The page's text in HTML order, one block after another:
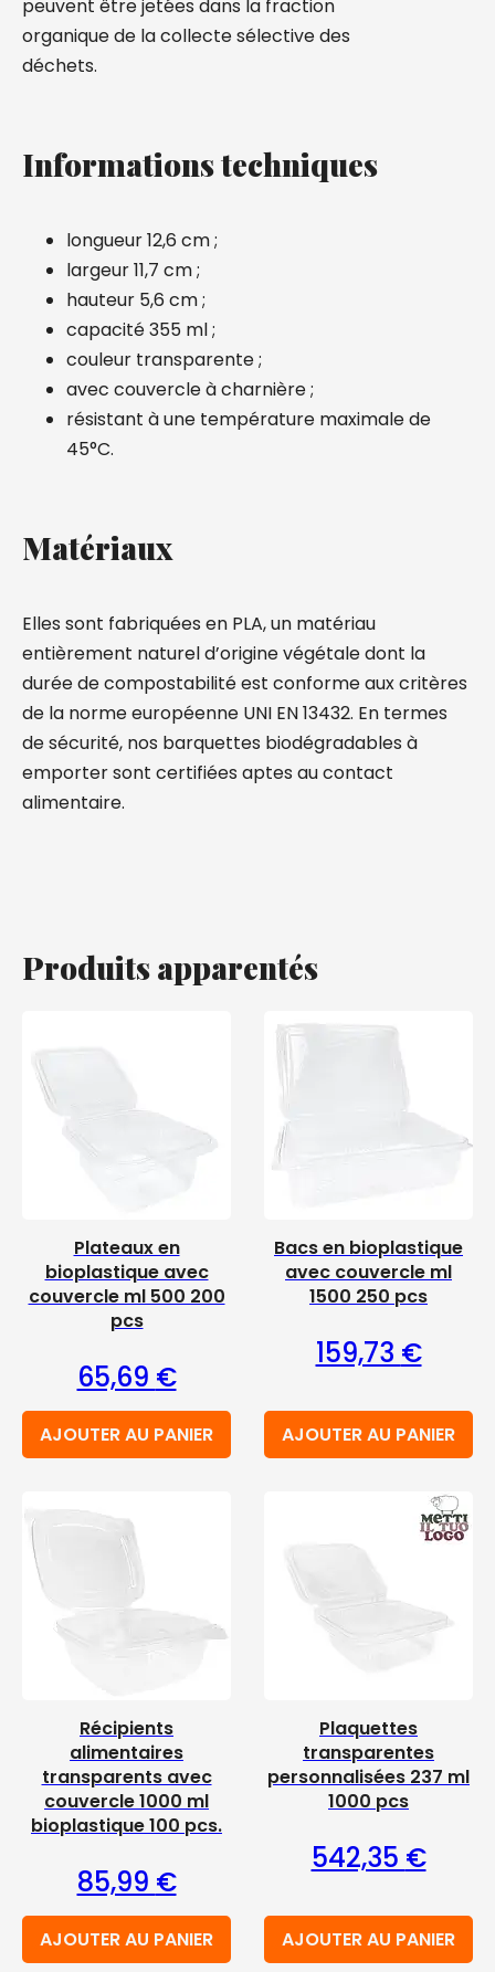
peuvent être jetées dans la fraction
organique de la collecte sélective des
déchets.
Informations techniques
longueur 12,6 cm ;
largeur 11,7 cm ;
hauteur 5,6 cm ;
capacité 355 ml ;
couleur transparente ;
avec couvercle à charnière ;
résistant à une température maximale de
45°C.
Matériaux
Elles sont fabriquées en PLA, un matériau
entièrement naturel d’origine végétale dont la
durée de compostabilité est conforme aux critères
de la norme européenne UNI EN 13432. En termes
de sécurité, nos barquettes biodégradables à
emporter sont certifiées aptes au contact
alimentaire.
Produits apparentés
Plateaux en
bioplastique avec
couvercle ml 500 200
pcs
65,69 €
AJOUTER AU PANIER
Bacs en bioplastique
avec couvercle ml
1500 250 pcs
159,73 €
AJOUTER AU PANIER
Récipients
alimentaires
transparents avec
couvercle 1000 ml
bioplastique 100 pcs.
85,99 €
AJOUTER AU PANIER
Plaquettes
transparentes
personnalisées 237 ml
1000 pcs
542,35 €
AJOUTER AU PANIER